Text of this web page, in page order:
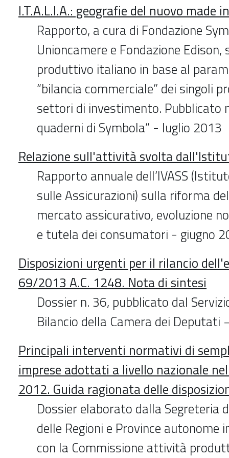
I.T.A.L.I.A.: geografie del nuovo made
Rapporto, a cura di Fondazione
Unioncamere e Fondazione
produttivo italiano in base al
“bilancia commerciale” dei singoli
settori di investimento. Pubblicato
quaderni di Symbola” - luglio 2013
Relazione sull'attività svolta
Rapporto annuale dell’IVASS
sulle Assicurazioni) sulla riforma
mercato assicurativo, evoluzione
e tutela dei consumatori - giugno
Disposizioni urgenti per il rilancio
69/2013 A.C. 1248. Nota di sintesi
Dossier n. 36, pubblicato dal
Bilancio della Camera dei Deputati
Principali interventi normativi di
imprese adottati a livello nazionale
2012. Guida ragionata delle
Dossier elaborato dalla Segreteria
delle Regioni e Province autonome
con la Commissione attività